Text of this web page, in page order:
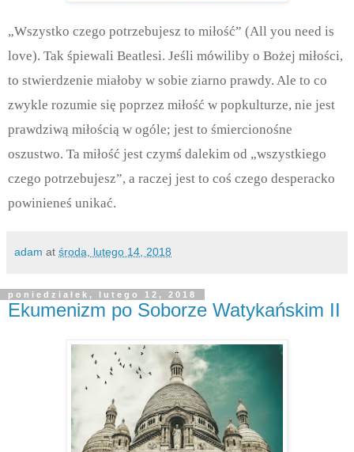
„Wszystko czego potrzebujesz to miłość” (All you need is
love). Tak śpiewali Beatlesi. Jeśli mówiliby o Bożej miłości,
to stwierdzenie miałoby w sobie ziarno prawdy. Ale to co
zwykle rozumie się poprzez miłość w popkulturze, nie jest
prawdziwą miłością w ogóle; jest to śmiercionośne
oszustwo. Ta miłość jest czymś dalekim od „wszystkiego
czego potrzebujesz”, a raczej jest to coś czego desperacko
powinieneś unikać.
adam at środa, lutego 14, 2018
poniedziałek, lutego 12, 2018
Ekumenizm po Soborze Watykańskim II